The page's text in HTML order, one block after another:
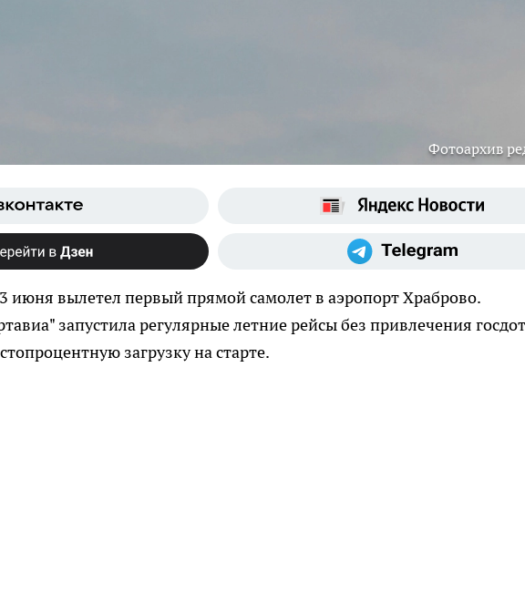
Фотоархив
июня вылетел первый прямой самолет в аэропорт Храброво.
запустила регулярные летние рейсы без привлечения
загрузку на старте.